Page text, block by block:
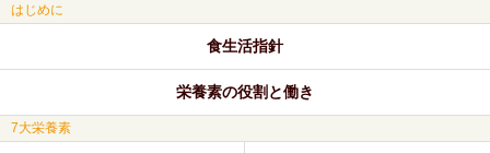
はじめに
食生活指針
栄養素の役割と働き
7大栄養素